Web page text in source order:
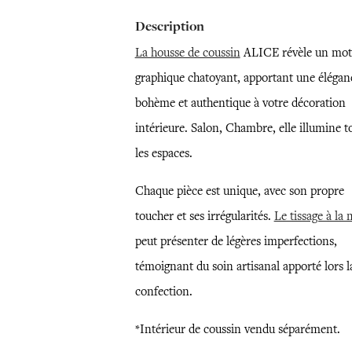
Description
La housse de coussinALICE révèle un
graphique chatoyant, apportant une
bohème et authentique à votre décoration
intérieure. Salon, Chambre, elle illumine
les espaces.
Chaque pièce est unique, avec son propre
toucher et ses irrégularités. Le tissage à la
peut présenter de légères imperfections,
témoignant du soin artisanal apporté lors
confection.
*Intérieur de coussin vendu séparément.